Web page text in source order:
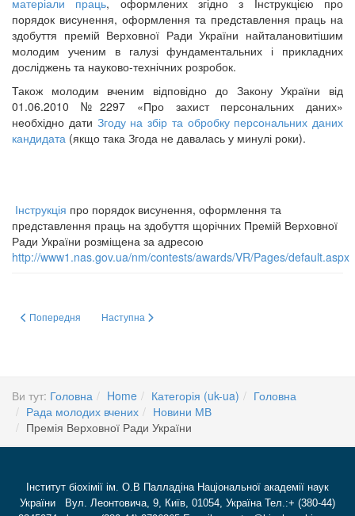
матеріали праць, оформлених згідно з Інструкцією про
порядок висунення, оформлення та представлення праць на
здобуття премій Верховної Ради України найталановитішим
молодим ученим в галузі фундаментальних і прикладних
досліджень та науково-технічних розробок.
Також молодим вченим відповідно до Закону України від
01.06.2010 №2297 «Про захист персональних даних»
необхідно дати Згоду на збір та обробку персональних даних
кандидата (якщо така Згода не давалась у минулі роки).
Інструкція про порядок висунення, оформлення та
представлення праць на здобуття щорічних Премій Верховної
Ради України розміщена за адресою
http://www1.nas.gov.ua/nm/contests/awards/VR/Pages/default.aspx
Попередня стаття: Наука - це справжня магія (фото)
Попередня Наступна стаття: Conference “Modern Aspects of
Наступна
Ви тут: Головна Home Категорія (uk-ua)
Головна
Рада молодих вчених
Новини МВ
Премія Верховної Ради України
Інститут біохімії ім. О.В Палладіна Національної академії наук
України Вул. Леонтовича, 9, Київ, 01054, Україна Тел.:+ (380-44)